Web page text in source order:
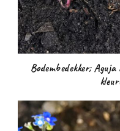
Bodembedekker;